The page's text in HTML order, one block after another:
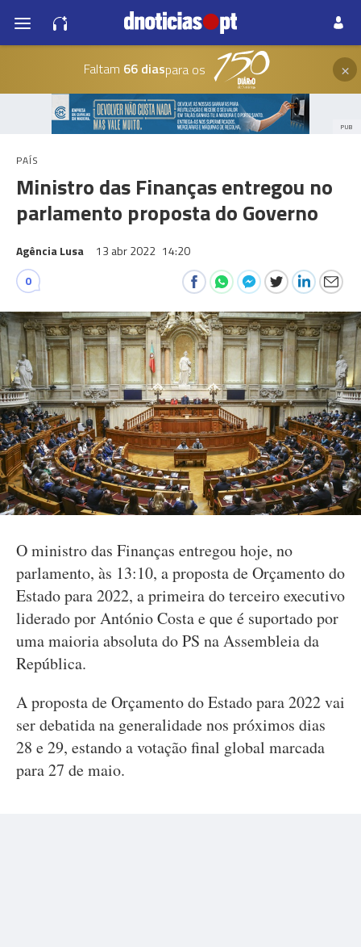
Faltam 66 diaspara os ×
PUB
PAÍS
Ministro das Finanças entregou no
parlamento proposta do Governo
Agência Lusa 13 abr 2022 14:20
0
O ministro das Finanças entregou hoje, no
parlamento, às 13:10, a proposta de Orçamento do
Estado para 2022, a primeira do terceiro executivo
liderado por António Costa e que é suportado por
uma maioria absoluta do PS na Assembleia da
República.
A proposta de Orçamento do Estado para 2022 vai
ser debatida na generalidade nos próximos dias
28 e 29, estando a votação final global marcada
para 27 de maio.